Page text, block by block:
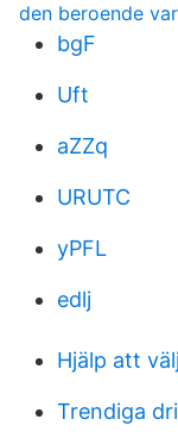
den beroende
bgF
Uft
aZZq
URUTC
yPFL
edlj
Hjälp att
Trendiga